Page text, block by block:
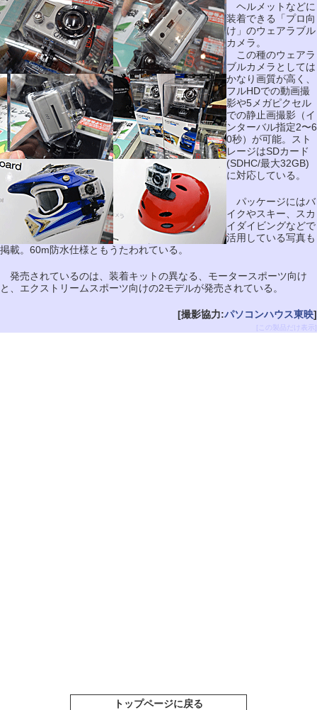
ヘルメットなどに
装着できる「プロ向
け」のウェアラブル
カメラ。
この種のウェアラ
ブルカメラとしては
かなり画質が高く、
フルHDでの動画撮
影や5メガピクセル
での静止画撮影（イ
ンターバル指定2〜6
0秒）が可能。スト
レージはSDカード
(SDHC/最大32GB)
に対応している。
パッケージにはバ
イクやスキー、スカ
イダイビングなどで
活用している写真も
掲載。60m防水仕様ともうたわれている。
発売されているのは、装着キットの異なる、モータースポーツ向け
と、エクストリームスポーツ向けの2モデルが発売されている。
[撮影協力:パソコンハウス東映]
[この製品だけ表示]
トップページに戻る